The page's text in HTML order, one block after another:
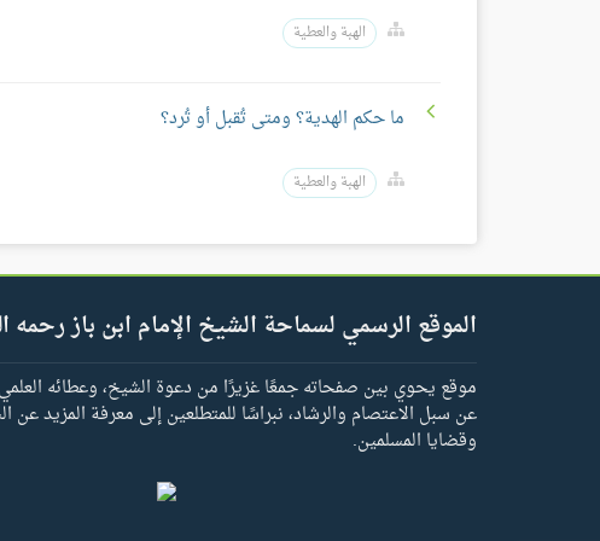
الهبة والعطية
ما حكم الهدية؟ ومتى تُقبل أو تُرد؟
الهبة والعطية
الموقع الرسمي لسماحة الشيخ الإمام ابن باز رحمه
موقع يحوي بين صفحاته جمعًا غزيرًا من دعوة الشيخ، وعطائه
عن سبل الاعتصام والرشاد، نبراسًا للمتطلعين إلى معرفة المزيد عن
وقضايا المسلمين.